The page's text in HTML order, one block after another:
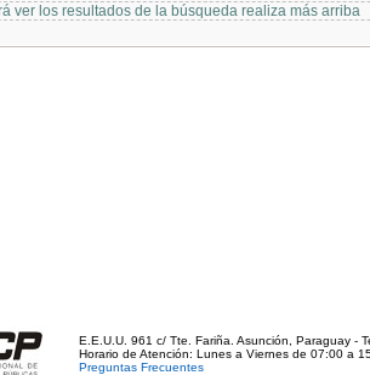
ver los resultados de la búsqueda realiza más arriba
E.E.U.U. 961 c/ Tte. Fariña. Asunción, Paraguay -
Horario de Atención: Lunes a Viernes de 07:00 a
Preguntas Frecuentes